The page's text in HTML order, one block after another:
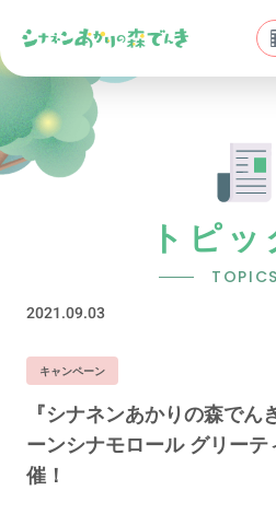
トピッ
TOPICS
2021.09.03
キャンペーン
『シナネンあかりの森で
ーンシナモロール グリー
催！